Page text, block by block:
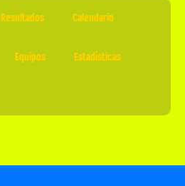
Resultados Calendario
Equipos Estadísticas